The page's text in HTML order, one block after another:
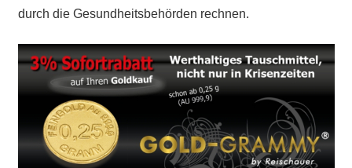
durch die Gesundheitsbehörden rechnen.